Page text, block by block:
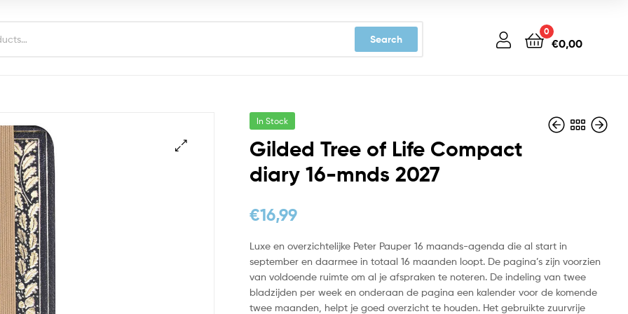
Search
0
€0,00
In Stock
Gilded Tree of Life Compact
diary 16-mnds 2027
€16,99
Luxe en overzichtelijke Peter Pauper 16 maands-agenda die al start in
september en daarmee in totaal 16 maanden loopt. De pagina’s zijn voorzien
van voldoende ruimte om al je afspraken te noteren. De indeling van twee
bladzijden per week en onderaan de pagina een kalender voor de komende
twee maanden, helpt je goed overzicht te houden. Het gebruikte zuurvrije